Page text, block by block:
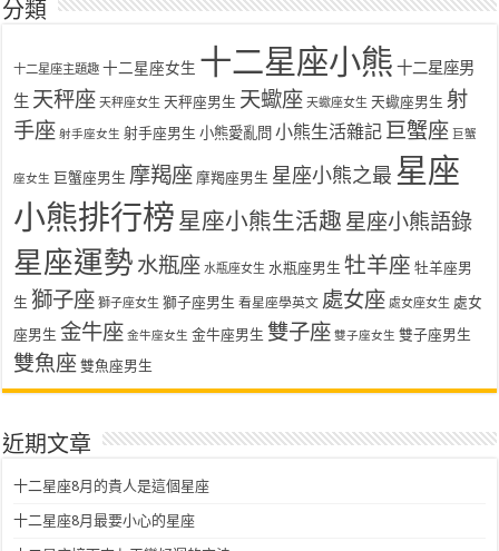
分類
十二星座主題趣 十二星座女生 十二星座小熊 十二星座男
生 天秤座 天秤座女生 天秤座男生 天蠍座 天蠍座女生 天蠍座男生 射
手座 射手座女生 射手座男生 小熊愛亂問 小熊生活雜記 巨蟹座 巨蟹
座女生 巨蟹座男生 摩羯座 摩羯座男生 星座小熊之最 星座
小熊排行榜 星座小熊生活趣 星座小熊語錄
星座運勢 水瓶座 水瓶座女生 水瓶座男生 牡羊座 牡羊座男
生 獅子座 獅子座女生 獅子座男生 看星座學英文 處女座 處女座女生 處女
座男生 金牛座 金牛座女生 金牛座男生 雙子座 雙子座女生 雙子座男生
雙魚座 雙魚座男生
近期文章
十二星座8月的貴人是這個星座
十二星座8月最要小心的星座